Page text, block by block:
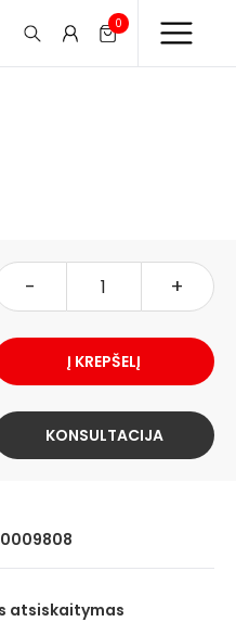
0
- +
Į KREPŠELĮ
KONSULTACIJA
atsiskaitymas